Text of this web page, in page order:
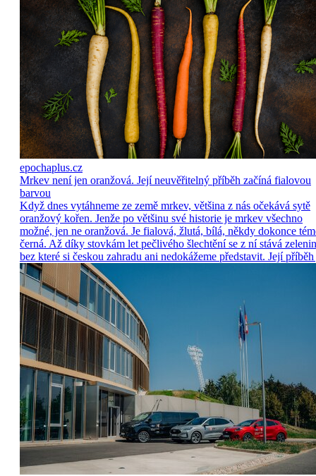
epochaplus.cz
Mrkev není jen oranžová. Její neuvěřitelný příběh začíná fialovou
barvou
Když dnes vytáhneme ze země mrkev, většina z nás očekává sytě
oranžový kořen. Jenže po většinu své historie je mrkev všechno
možné, jen ne oranžová. Je fialová, žlutá, bílá, někdy dokonce
černá. Až díky stovkám let pečlivého šlechtění se z ní stává
bez které si českou zahradu ani nedokážeme představit. Její příběh